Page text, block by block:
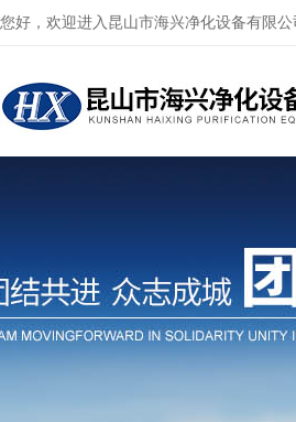
您好，欢迎进入昆山市海兴净化设备有限公